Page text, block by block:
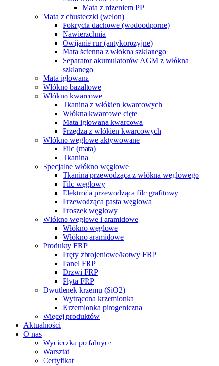
Mata z rdzeniem PP
Mata z chusteczki (welon)
Pokrycia dachowe (wodoodporne)
Nawierzchnia
Owijanie rur (antykorozyjne)
Mata ścienna z włókna szklanego
Separator akumulatorów AGM z włókna
szklanego
Mata igłowana
Włókno bazaltowe
Włókno kwarcowe
Tkanina z włókien kwarcowych
Włókna kwarcowe cięte
Mata igłowana kwarcowa
Przędza z włókien kwarcowych
Włókno węglowe aktywowane
Filc (mata)
Tkanina
Specjalne włókno węglowe
Tkanina przewodząca z włókna węglowego
Filc węglowy
Elektroda przewodząca filc grafitowy
Przewodząca pasta węglowa
Proszek węglowy
Włókno węglowe i aramidowe
Włókno węglowe
Włókno aramidowe
Produkty FRP
Pręty zbrojeniowe/kotwy FRP
Panel FRP
Drzwi FRP
Płyta FRP
Dwutlenek krzemu (SiO2)
Wytrącona krzemionka
Krzemionka pirogeniczna
Więcej produktów
Aktualności
O nas
Wycieczka po fabryce
Warsztat
Certyfikat